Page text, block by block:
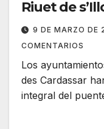
Riuet de
9 DE MARZO DE
COMENTARIOS
Los
des Cardassar
integral del